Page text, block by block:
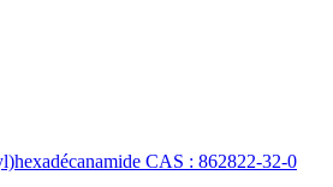
CAS : 862822-32-0